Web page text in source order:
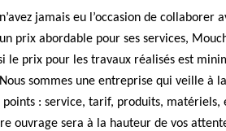
jamais eu l’occasion de collaborer
prix abordable pour ses services,
le prix pour les travaux réalisés est
sommes une entreprise qui veille à
points : service, tarif, produits, matériels,
ouvrage sera à la hauteur de vos